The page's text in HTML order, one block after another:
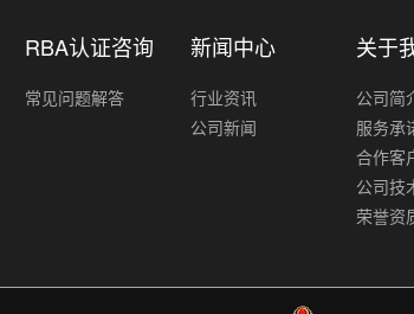
RBA认证咨询
常见问题解答
新闻中心
行业资讯
公司新闻
关于
公司简
服务承
合作客
公司技
荣誉资